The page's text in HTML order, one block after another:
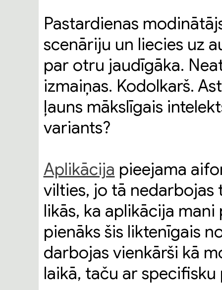
Pastardienas
scenāriju un liecies uz
par otru jaudīgāka.
izmaiņas. Kodolkarš.
ļauns mākslīgais
variants?
Aplikācija pieejama
vilties, jo tā nedarbojas
likās, ka aplikācija
pienāks šis liktenīgais
darbojas vienkārši kā
laikā, taču ar